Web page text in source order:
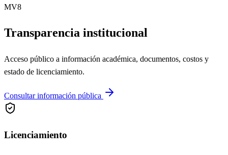
MV8
Transparencia institucional
Acceso público a información académica, documentos, costos y
estado de licenciamiento.
Consultar información pública
Licenciamiento